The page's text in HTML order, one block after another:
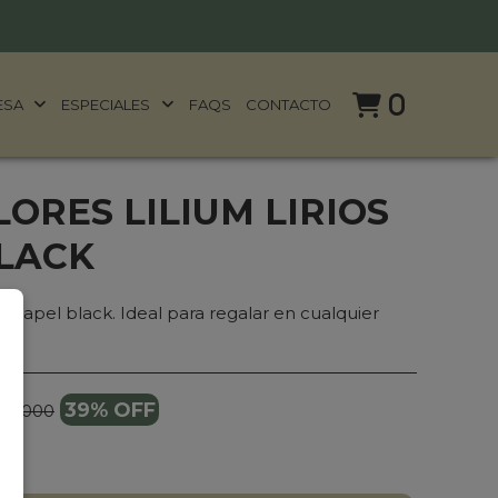
ESPECIALES FAQS CONTACTO 0
LILIUM LIRIOS
papel black. Ideal para regalar en cualquier
39% OFF